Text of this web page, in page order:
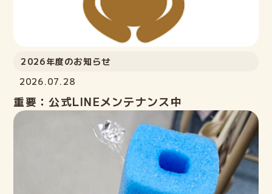
2026年度のお知らせ
2026.07.28
重要：公式LINEメンテナンス中